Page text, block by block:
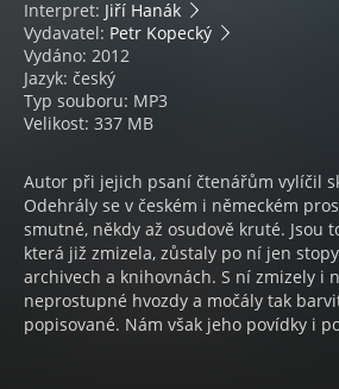
Interpret: Jiří Hanák
Vydavatel: Petr Kopecký
Vydáno: 2012
Jazyk: český
Typ souboru: MP3
Velikost: 337 MB
Autor při jejich psaní čtenářům vylíčil
Odehrály se v českém i německém
smutné, někdy až osudově kruté. Jsou
která již zmizela, zůstaly po ní jen
archivech a knihovnách. S ní zmizely i
neprostupné hvozdy a močály tak
popisované. Nám však jeho povídky i
připomínají, jak mohou v drsných